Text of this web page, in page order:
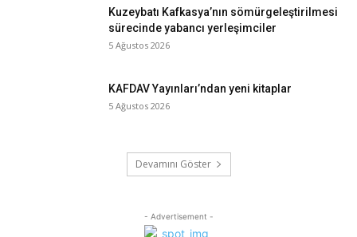
Kuzeybatı Kafkasya’nın sömürgeleştirilmesi
sürecinde yabancı yerleşimciler
5 Ağustos 2026
KAFDAV Yayınları’ndan yeni kitaplar
5 Ağustos 2026
Devamını Göster
- Advertisement -